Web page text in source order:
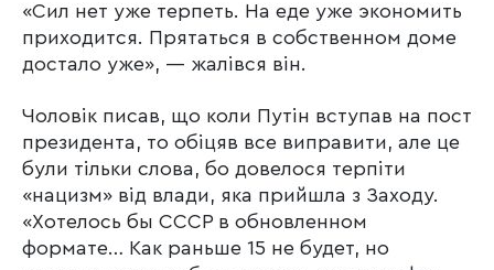
«Сил нет уже терпеть. На еде уже экономить
приходится. Прятаться в собственном доме
достало уже», — жалівся він.
Чоловік писав, що коли Путін вступав на пост
президента, то обіцяв все виправити, але це
були тільки слова, бо довелося терпіти
«нацизм» від влади, яка прийшла з Заходу.
«Хотелось бы СССР в обновленном
формате… Как раньше 15 не будет, но